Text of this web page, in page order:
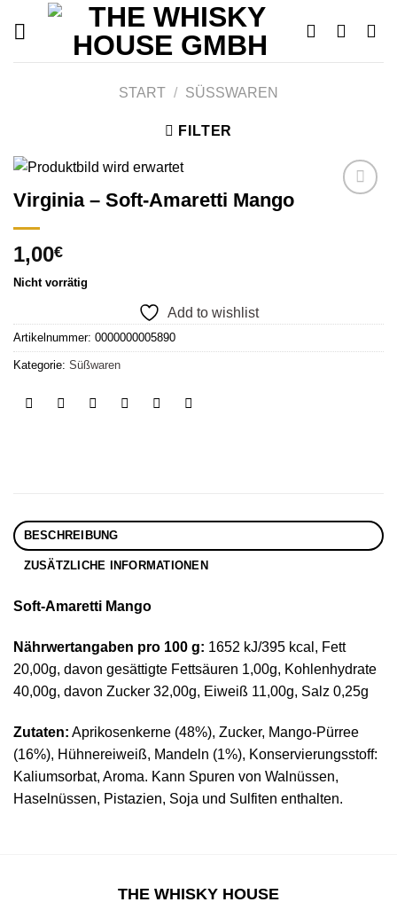
START / SÜSSWAREN
FILTER
Virginia – Soft-Amaretti Mango
1,00€
Nicht vorrätig
Add to wishlist
Artikelnummer: 0000000005890
Kategorie: Süßwaren
BESCHREIBUNG
ZUSÄTZLICHE INFORMATIONEN
Soft-Amaretti Mango
Nährwertangaben pro 100 g: 1652 kJ/395 kcal, Fett
20,00g, davon gesättigte Fettsäuren 1,00g, Kohlenhydrate
40,00g, davon Zucker 32,00g, Eiweiß 11,00g, Salz 0,25g
Zutaten: Aprikosenkerne (48%), Zucker, Mango-Pürree
(16%), Hühnereiweiß, Mandeln (1%), Konservierungsstoff:
Kaliumsorbat, Aroma. Kann Spuren von Walnüssen,
Haselnüssen, Pistazien, Soja und Sulfiten enthalten.
THE WHISKY HOUSE